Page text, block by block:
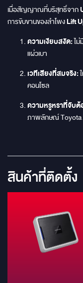
เมื่อสัญญาณที่บริสุทธิ์จาก
การขับขานของลำโพงLift
ความเงียบสงัด:ไม่
แผ่วเบา
เวทีเสียงที่สมจริง:
คอนโซล
ความหรูหราที่จับต้
ภาพลักษณ์ Toyota
สินค้าที่ติดตั้ง